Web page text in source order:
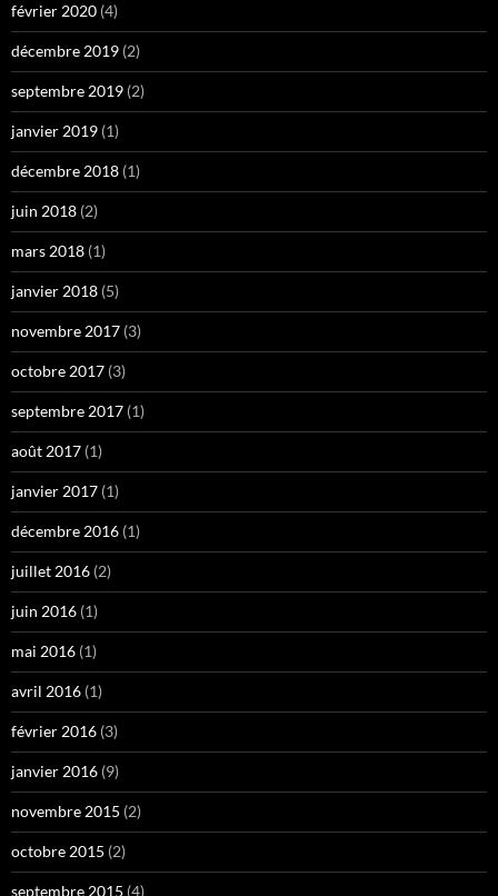
février 2020 (4)
décembre 2019 (2)
septembre 2019 (2)
janvier 2019 (1)
décembre 2018 (1)
juin 2018 (2)
mars 2018 (1)
janvier 2018 (5)
novembre 2017 (3)
octobre 2017 (3)
septembre 2017 (1)
août 2017 (1)
janvier 2017 (1)
décembre 2016 (1)
juillet 2016 (2)
juin 2016 (1)
mai 2016 (1)
avril 2016 (1)
février 2016 (3)
janvier 2016 (9)
novembre 2015 (2)
octobre 2015 (2)
septembre 2015 (4)